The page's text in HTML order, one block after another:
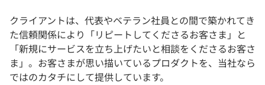
クライアントは、代表やベテラン社員との間で築かれてき
た信頼関係により「リピートしてくださるお客さま」と
「新規にサービスを立ち上げたいと相談をくださるお客さ
ま」。お客さまが思い描いているプロダクトを、当社なら
ではのカタチにして提供しています。